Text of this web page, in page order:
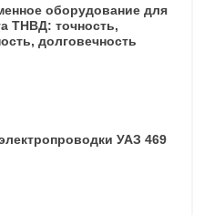
оборудование для
ТНВД: точность,
долговечность
УАЗ 469